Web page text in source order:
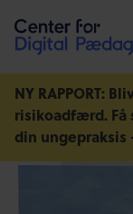
NY RAPPORT:
risikoadfærd.
din ungepraksis